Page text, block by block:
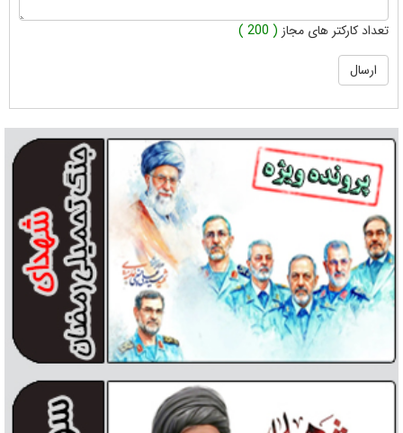
تعداد کارکتر های مجاز ( 200 )